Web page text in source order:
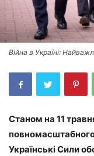
Війна в Україні:
Станом на 11
повномасштабного
Українські Сили